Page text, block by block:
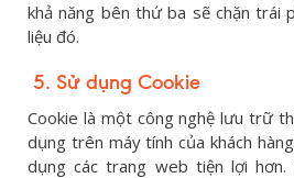
khả năng bên thứ ba sẽ chặn trái
liệu đó.
5. Sử dụng Cookie
Cookie là một công nghệ lưu trữ
dụng trên máy tính của khách
dụng các trang web tiện lợi